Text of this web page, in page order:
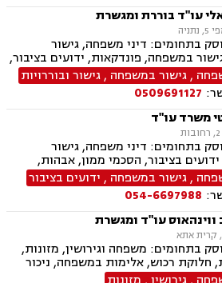
עו"ד בוררת ומגשרת
בתחומים: דיני משפחה, גישור
במשפחה, פונדקאות, ידועים בציבור,
הסכמי ממון, אבהות, מזונות, משמורת,
חד מינית, נישואים אזרחיים, אימוץ,
מעמד אישי, תיאום הורי, חטיפת ילדים,
אומנה, ניכור הורי, ייפוי כוח מתמשך,
אגודות שיתופיות, - מושבים
הסדרת נחלות, פרצלציות, סכסוכי ירושה,
ליטיגציה, דיני עמותות.
,גישור במשפחה ,גישור ובוררויות
0509691127
משרד עו"ד
בתחומים: דיני משפחה, גישור
בציבור, הסכמי ממון, אבהות,
משותפת, גירושין, הורות חד
אזרחיים, חלקות רכוש, מעמד אישי,
ייפוי כוח מתמשך, ירושות וצוואות,
דיני חוזים, פינוי מושכר
,גישור במשפחה , ידועים בציבור
054-6697988
ווינהאוס עו"ד ומגשרת
בתחומים: משפחה וגירושין, מזונות,
חלוקת רכוש, אלימות במשפחה, ניכור
במשפחה, פירוק שיתוף, מעמד אישי,